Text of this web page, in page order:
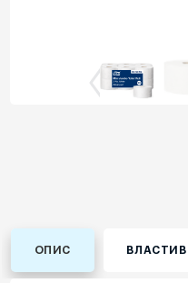
ОПИС